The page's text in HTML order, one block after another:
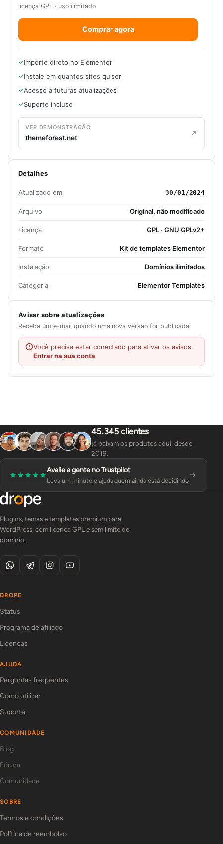
licença GPL · uso ilimitado
Comprar agora
Importe direto no Elementor
Instale em quantos sites quiser
Acesso a futuras atualizações
Suporte incluso
VER DEMONSTRAÇÃO
themeforest.net
Detalhes
Atualizado em 30/01/2024
Arquivo Original, não modificado
Licença GPL · GNU GPLv2+
Formato Kit de templates Elementor
Instalação Domínios ilimitados
Categoria Elementor Templates
Avisar sobre atualizações
Receba um e-mail quando uma nova versão for publicada.
Você precisa estar conectado para ativar os avisos.
Entrar na sua conta
45.345 clientes
já baixam os produtos aqui, desde
2019.
Avalie a gente no Trustpilot
Leva um minuto e ajuda quem ainda está decidindo
Plugins, temas e templates premium para
WordPress, com licença GPL e sem limite de
domínio.
DROPE
Status
Programa de afiliado
Licenças
AJUDA
Perguntas frequentes
Como utilizar
Suporte
COMUNIDADE
Blog
Fórum
Comunidade
SOBRE
Termos e condições
Política de reembolso